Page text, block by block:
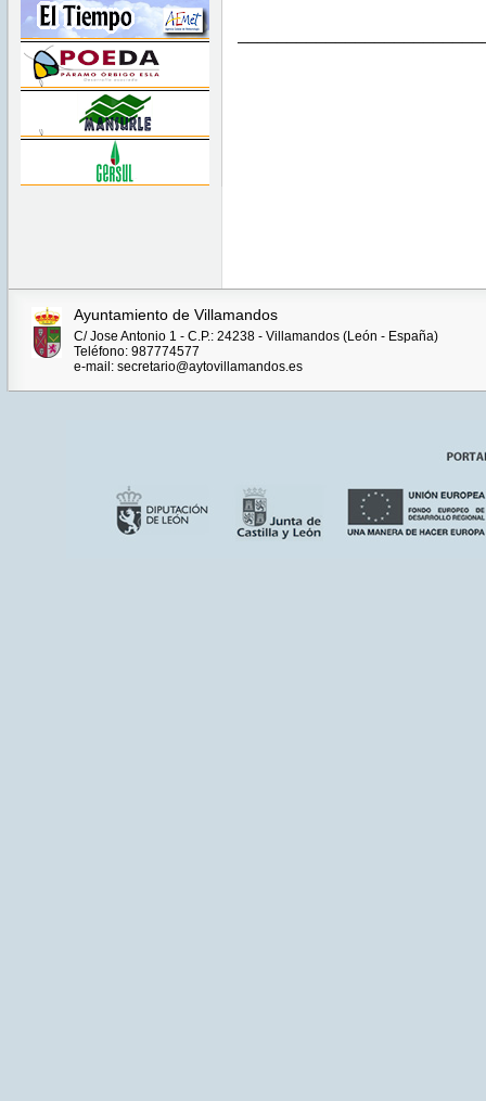
Ayuntamiento de Villamandos
C/ Jose Antonio 1 - C.P.: 24238 - Villamandos (León - España)
Teléfono: 987774577
e-mail: secretario@aytovillamandos.es